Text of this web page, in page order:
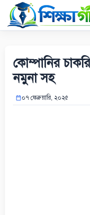
Skip
content
কোম্পানির
নমুনা সহ
০৭ ফেব্রুয়ারি, ২০২৫